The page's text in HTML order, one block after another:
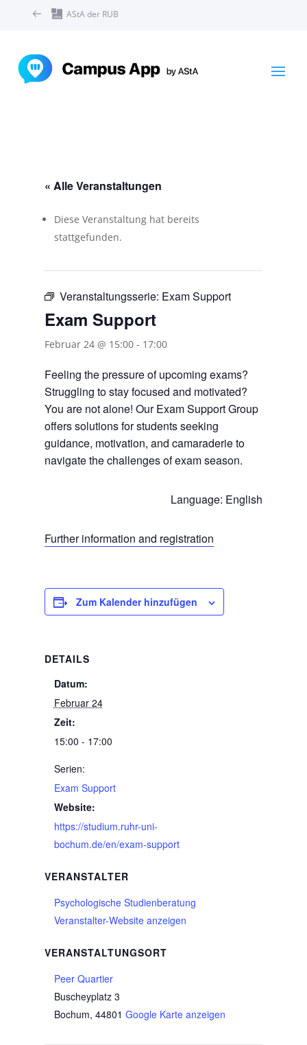
AStA der RUB
« Alle Veranstaltungen
Diese Veranstaltung hat bereits
stattgefunden.
Veranstaltungsserie: Exam Support
Exam Support
Februar 24 @ 15:00- 17:00
Feeling the pressure of upcoming exams?
Struggling to stay focused and motivated?
You are not alone! Our Exam Support Group
offers solutions for students seeking
guidance, motivation, and camaraderie to
navigate the challenges of exam season.
Language: English
Further information and registration
Zum Kalender hinzufügen
DETAILS
Datum:
Februar 24
Zeit:
15:00 - 17:00
Serien:
Exam Support
Website:
https://studium.ruhr-uni-
bochum.de/en/exam-support
VERANSTALTUNGSORT
Peer Quartier
Buscheyplatz 3
Bochum, 44801 Google Karte anzeigen
VERANSTALTER
Psychologische Studienberatung
Veranstalter-Website anzeigen